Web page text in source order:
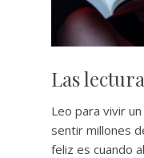
Las
Leo para vivir
sentir millones
feliz es cuando